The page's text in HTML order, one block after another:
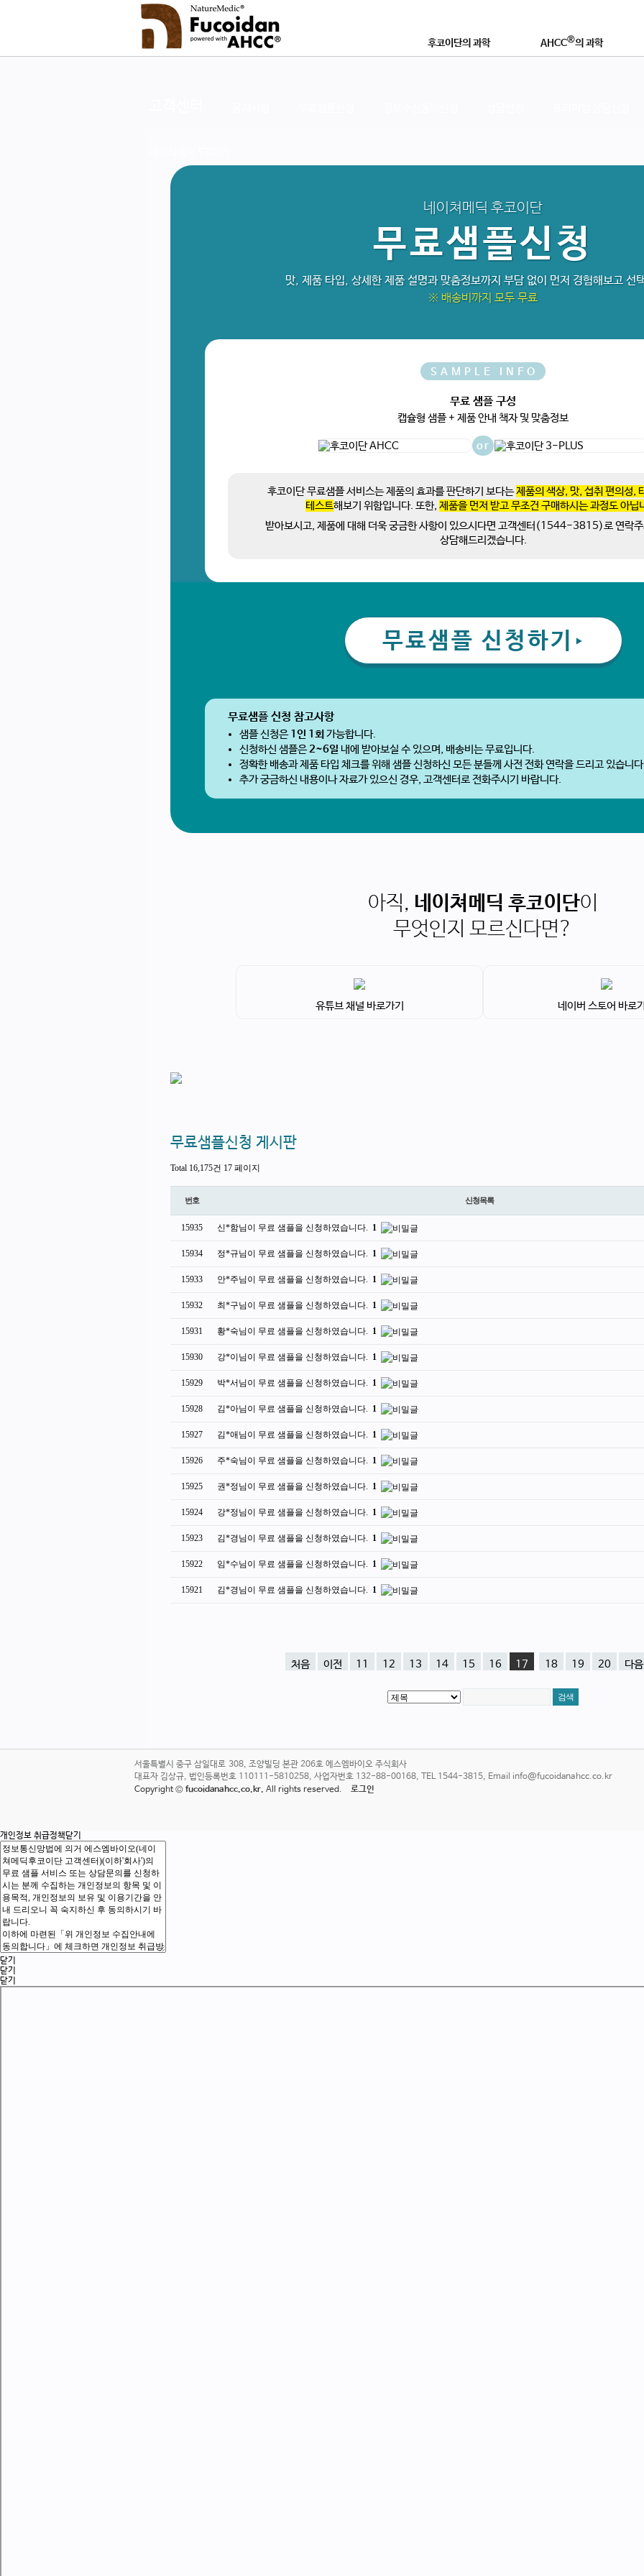
후코이단의 과학 AHCC®의 과학
네이쳐메딕 후코이단
무료샘플신청
맛, 제품 타입, 상세한 제품 설명과 맞춤정보까지 부담 없이 먼저 경험해보고 선
※ 배송비까지 모두 무료
SAMPLE INFO
무료 샘플 구성
캡슐형 샘플 + 제품 안내 책자 및 맞춤정보
or
후코이단 무료샘플 서비스는 제품의 효과를 판단하기 보다는제품의 색상, 맛, 섭취 편의성,
테스트해보기 위함입니다. 또한, 제품을 먼저 받고 무조건 구매하시는 과정도 아닙
받아보시고, 제품에 대해 더욱 궁금한 사항이 있으시다면 고객센터(1544-3815)로 연락주
상담해드리겠습니다.
무료샘플 신청하기 ▶
무료샘플 신청 참고사항
샘플 신청은1인 1회 가능합니다.
신청하신 샘플은2~6일 내에 받아보실 수 있으며, 배송비는 무료입니다.
정확한 배송과 제품 타입 체크를 위해 샘플 신청하신 모든 분들께 사전 전화 연락을 드리고 있습니
추가 궁금하신 내용이나 자료가 있으신 경우, 고객센터로 전화주시기 바랍니다.
아직, 네이쳐메딕 후코이단이
무엇인지 모르신다면?
유튜브 채널 바로가기 네이버 스토어 바로
무료샘플신청 게시판
Total 16,175건 17 페이지
번호 신청목록
15935 신*함님이 무료 샘플을 신청하였습니다. 1
15934 정*규님이 무료 샘플을 신청하였습니다. 1
15933 안*주님이 무료 샘플을 신청하였습니다. 1
15932 최*구님이 무료 샘플을 신청하였습니다. 1
15931 황*숙님이 무료 샘플을 신청하였습니다. 1
15930 강*이님이 무료 샘플을 신청하였습니다. 1
15929 박*서님이 무료 샘플을 신청하였습니다. 1
15928 김*아님이 무료 샘플을 신청하였습니다. 1
15927 김*애님이 무료 샘플을 신청하였습니다. 1
15926 주*숙님이 무료 샘플을 신청하였습니다. 1
15925 권*정님이 무료 샘플을 신청하였습니다. 1
15924 강*정님이 무료 샘플을 신청하였습니다. 1
15923 김*경님이 무료 샘플을 신청하였습니다. 1
15922 임*수님이 무료 샘플을 신청하였습니다. 1
15921 김*경님이 무료 샘플을 신청하였습니다. 1
처음 이전 11 12 13 14 15 16 17 18 19 20 다음
서울특별시 중구 삼일대로 308, 조양빌딩 본관 206호 에스엠바이오 주식회사
대표자 김상규, 법인등록번호 110111-5810258, 사업자번호 132-88-00168, TEL 1544-3815, Email info@fucoidanahcc.co.kr
Copyright © fucoidanahcc.co.kr. All rights reserved. 로그인
개인정보 취급정책닫기
닫기
닫기
닫기